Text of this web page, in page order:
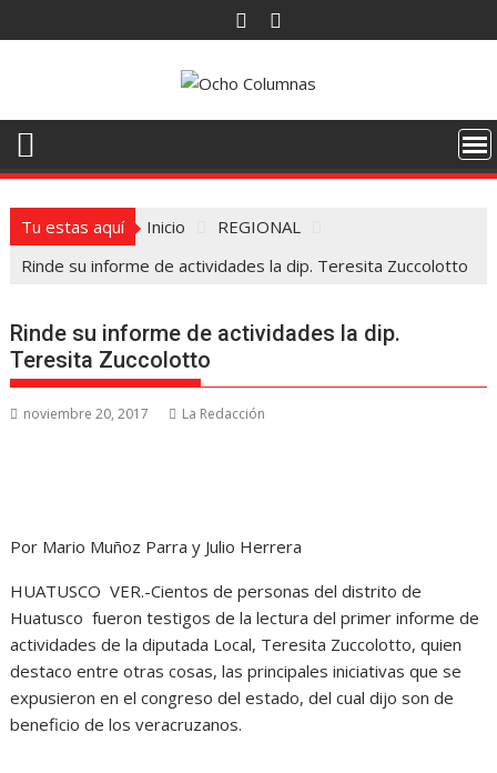
al
Tu estas aquí Inicio
REGIONAL
Rinde su informe de actividades la dip. Teresita Zuccolotto
Rinde su informe de actividades la dip.
Teresita Zuccolotto
noviembre 20, 2017 La Redacción
Por Mario Muñoz Parra y Julio Herrera
HUATUSCO VER.-Cientos de personas del distrito de
Huatusco fueron testigos de la lectura del primer informe de
actividades de la diputada Local, Teresita Zuccolotto, quien
destaco entre otras cosas, las principales iniciativas que se
expusieron en el congreso del estado, del cual dijo son de
beneficio de los veracruzanos.